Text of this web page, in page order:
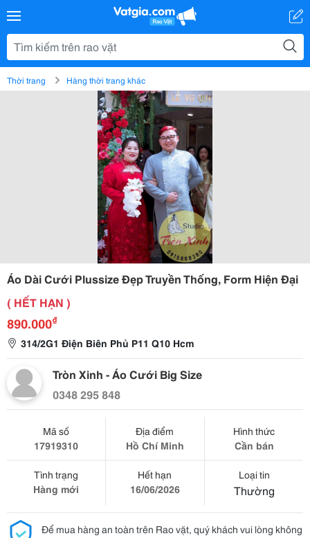
Thời trang Hàng thời trang khác
Áo Dài Cưới Plussize Đẹp Truyền Thống, Form Hiện Đại
( HẾT HẠN )
890.000₫
314/2G1 Điện Biên Phủ P11 Q10 Hcm
Tròn Xinh - Áo Cưới Big Size
0348 295 848
Mã số
17919310
Địa điểm
Hồ Chí Minh
Hình thức
Cần bán
Tình trạng
Hàng mới
Hết hạn
16/06/2026
Loại tin
Thường
Để mua hàng an toàn trên Rao vặt, quý khách vui lòng không